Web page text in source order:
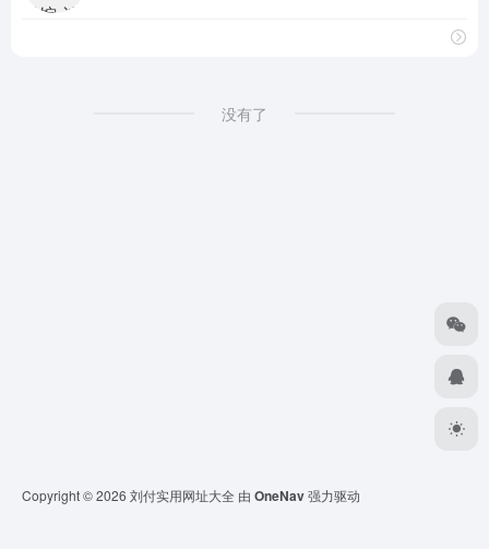
没有了
Copyright © 2026 刘付实用网址大全 由 OneNav强力驱动